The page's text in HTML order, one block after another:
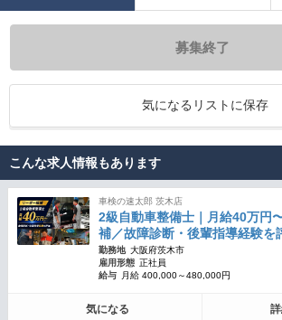
募集終了
気になるリストに保存
こんな求人情報もあります
車検の速太郎 茨木店
2級自動車整備士｜月給40万円
補／故障診断・後輩指導経験を
勤務地 大阪府茨木市
雇用形態 正社員
給与
月給 400,000～480,000円
気になる